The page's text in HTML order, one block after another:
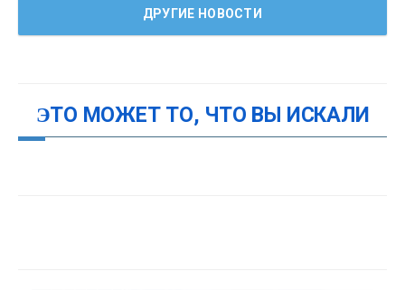
ДРУГИЕ НОВОСТИ
ЭТО МОЖЕТ ТО, ЧТО ВЫ ИСКАЛИ